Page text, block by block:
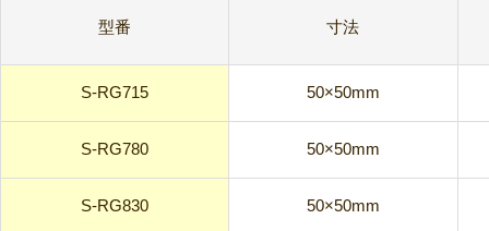
型番 寸法
S-RG715 50×50mm
S-RG780 50×50mm
S-RG830 50×50mm